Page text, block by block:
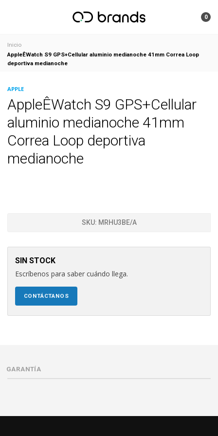
0
Inicio
AppleÊWatch S9 GPS+Cellular aluminio medianoche 41mm Correa Loop
deportiva medianoche
APPLE
AppleÊWatch S9 GPS+Cellular
aluminio medianoche 41mm
Correa Loop deportiva
medianoche
SKU: MRHU3BE/A
SIN STOCK
Escríbenos para saber cuándo llega.
CONTÁCTANOS
GARANTÍA